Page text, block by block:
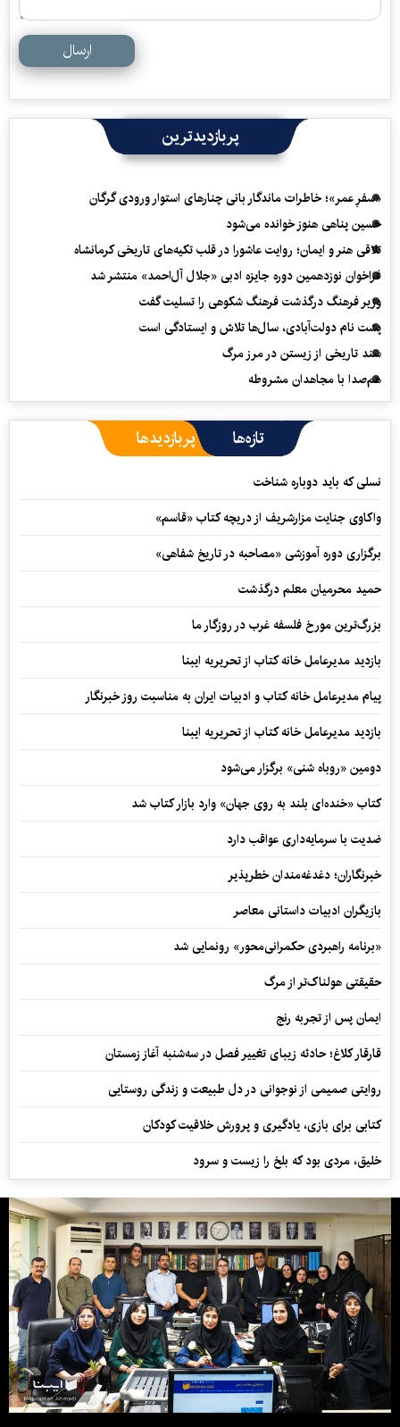
ارسال
پربازدیدترین
«سفرِ عمر»؛ خاطرات ماندگار بانی چنارهای استوار ورودی گرگان
حسین پناهی هنوز خوانده می‌شود
تلاقی هنر و ایمان؛ روایت عاشورا در قلب تکیه‌های تاریخی کرمانشاه
فراخوان نوزدهمین دوره جایزه ادبی «جلال آل‌احمد» منتشر شد
وزیر فرهنگ درگذشت فرهنگ شکوهی را تسلیت گفت
پشت نام دولت‌آبادی، سال‌ها تلاش و ایستادگی است
سند تاریخی از زیستن در مرز مرگ
هم‌صدا با مجاهدان مشروطه
تازه‌ها پربازدیدها
نسلی که باید دوباره شناخت
واکاوی جنایت مزارشریف از دریچه کتاب «قاسم»
برگزاری دوره آموزشی «مصاحبه در تاریخ شفاهی»
حمید محرمیان معلم درگذشت
بزرگ‌ترین مورخ فلسفه غرب در روزگار ما
بازدید مدیرعامل خانه کتاب از تحریریه ایبنا
پیام مدیرعامل خانه کتاب و ادبیات ایران به مناسبت روز خبرنگار
بازدید مدیرعامل خانه کتاب از تحریریه ایبنا
دومین «روباه شنی» برگزار می‌شود
کتاب «خنده‌ای بلند به روی جهان» وارد بازار کتاب شد
ضدیت با سرمایه‌داری عواقب دارد
خبرنگاران؛ دغدغه‌مندان خطرپذیر
بازیگران ادبیات داستانی معاصر
«برنامه راهبردی حکمرانی‌محور» رونمایی شد
حقیقتی هولناک‌تر از مرگ
ایمان پس از تجربه رنج
قارقار کلاغ؛ حادثه زیبای تغییر فصل در سه‌شنبه آغاز زمستان
روایتی صمیمی از نوجوانی در دل طبیعت و زندگی روستایی
کتابی برای بازی، یادگیری و پرورش خلاقیت کودکان
خلیق، مردی بود که بلخ را زیست و سرود